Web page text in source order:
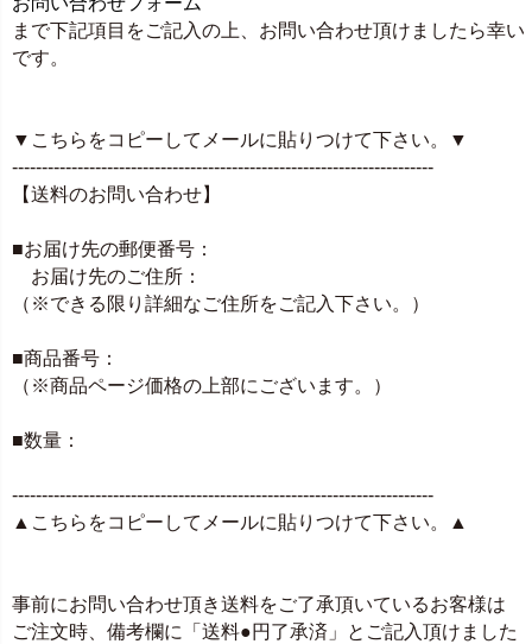
まで下記項目をご記入の上、お問い合わせ頂けましたら幸い
です。
▼こちらをコピーしてメールに貼りつけて下さい。▼
-----------------------------------------------------------------------
【送料のお問い合わせ】
■お届け先の郵便番号：
お届け先のご住所：
（※できる限り詳細なご住所をご記入下さい。）
■商品番号：
（※商品ページ価格の上部にございます。）
■数量：
-----------------------------------------------------------------------
▲こちらをコピーしてメールに貼りつけて下さい。▲
事前にお問い合わせ頂き送料をご了承頂いているお客様は
ご注文時、備考欄に「送料●円了承済」とご記入頂けました